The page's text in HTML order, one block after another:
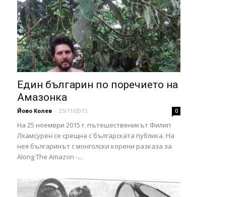
Един българин по поречието на
Амазонка
Йово Колев - 25/11/2015 0
На 25 ноември 2015 г. пътешественикът Филип
Лхамсурен се срещна с българската публика. На
нея българинът с монголски корени разказа за
Along The Amazon -...